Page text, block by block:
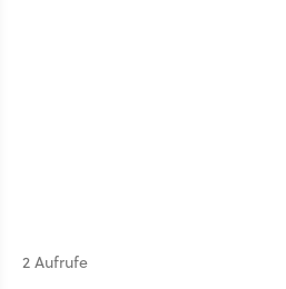
2 Aufrufe